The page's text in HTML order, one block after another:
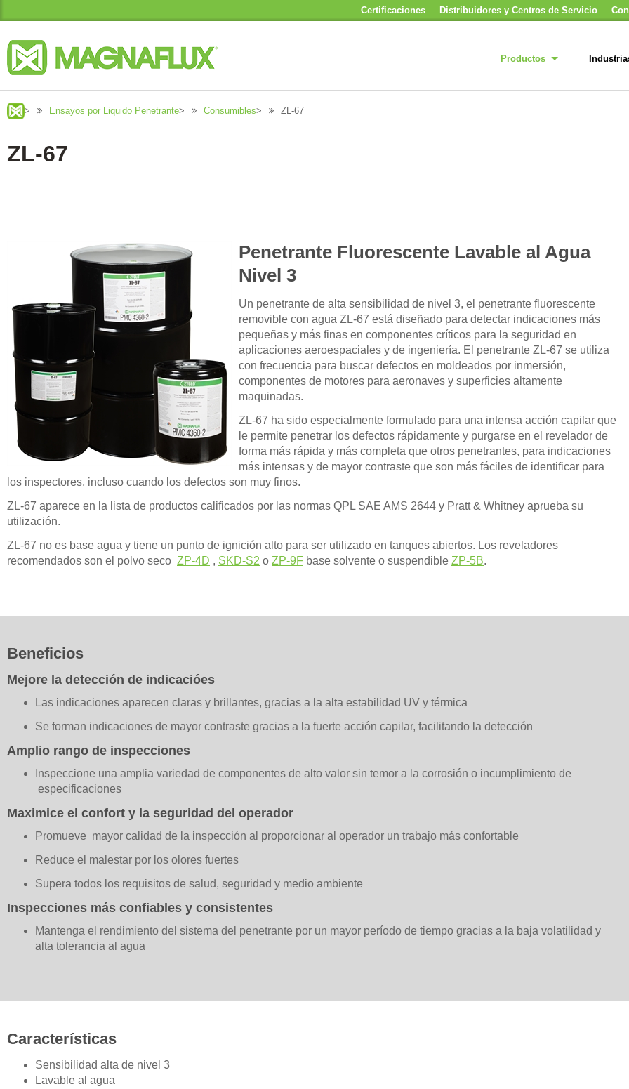
Certificaciones Distribuidores y Centros de Servicio
Productos
> Ensayos por Liquido Penetrante> Consumibles> ZL-67
ZL-67
Penetrante Fluorescente Lavable al Agua
Nivel 3
Un penetrante de alta sensibilidad de nivel 3, el penetrante fluorescente
removible con agua ZL-67 está diseñado para detectar indicaciones más
pequeñas y más finas en componentes críticos para la seguridad en
aplicaciones aeroespaciales y de ingeniería. El penetrante ZL-67 se utiliza
con frecuencia para buscar defectos en moldeados por inmersión,
componentes de motores para aeronaves y superficies altamente
maquinadas.
ZL-67 ha sido especialmente formulado para una intensa acción capilar que
le permite penetrar los defectos rápidamente y purgarse en el revelador de
forma más rápida y más completa que otros penetrantes, para indicaciones
más intensas y de mayor contraste que son más fáciles de identificar para
los inspectores, incluso cuando los defectos son muy finos.
ZL-67 aparece en la lista de productos calificados por las normas QPL SAE AMS 2644 y Pratt & Whitney aprueba su
utilización.
ZL-67 no es base agua y tiene un punto de ignición alto para ser utilizado en tanques abiertos. Los reveladores
recomendados son el polvo seco ZP-4D , SKD-S2 o ZP-9F base solvente o suspendible ZP-5B.
Beneficios
Mejore la detección de indicacióes
Las indicaciones aparecen claras y brillantes, gracias a la alta estabilidad UV y térmica
Se forman indicaciones de mayor contraste gracias a la fuerte acción capilar, facilitando la detección
Amplio rango de inspecciones
Inspeccione una amplia variedad de componentes de alto valor sin temor a la corrosión o incumplimiento de
especificaciones
Maximice el confort y la seguridad del operador
Promueve mayor calidad de la inspección al proporcionar al operador un trabajo más confortable
Reduce el malestar por los olores fuertes
Supera todos los requisitos de salud, seguridad y medio ambiente
Inspecciones más confiables y consistentes
Mantenga el rendimiento del sistema del penetrante por un mayor período de tiempo gracias a la baja volatilidad y
alta tolerancia al agua
Características
Sensibilidad alta de nivel 3
Lavable al agua